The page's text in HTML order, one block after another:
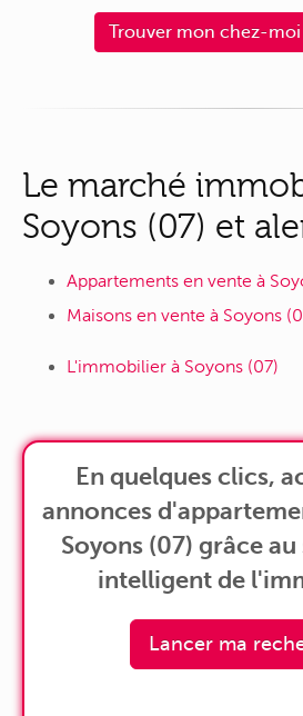
Trouver mon chez-moi
Le marché
Soyons (07) et
Appartements en vente à
Maisons en vente à Soyons
L'immobilier à Soyons (07)
En quelques clics,
annonces
Soyons (07) grâce
intelligent de
Lancer ma